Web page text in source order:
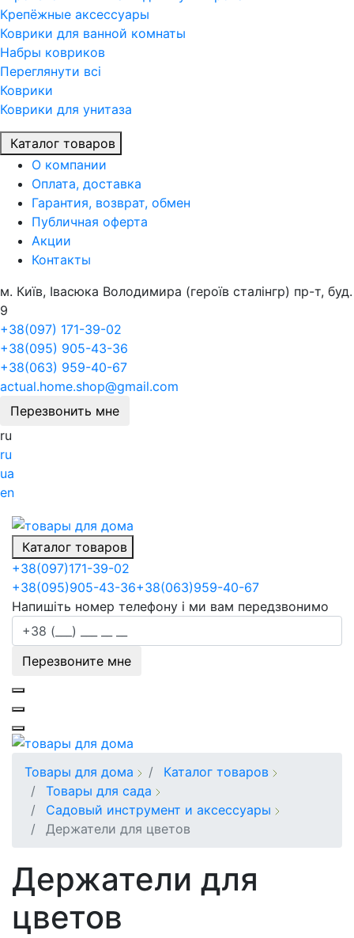
Крепёжные аксессуары
Коврики для ванной комнаты
Набры ковриков
Переглянути всi
Коврики
Коврики для унитаза
Каталог товаров
О компании
Оплата, доставка
Гарантия, возврат, обмен
Публичная оферта
Акции
Контакты
м. Київ, Івасюка Володимира (героїв сталінгр) пр-т, буд.
9
+38(097) 171-39-02
+38(095) 905-43-36
+38(063) 959-40-67
actual.home.shop@gmail.com
Перезвонить мне
ru
ru
ua
en
Каталог товаров
+38(097)171-39-02
+38(095)905-43-36+38(063)959-40-67
Напишіть номер телефону і ми вам передзвонимо
Перезвоните мне
Товары для дома
Каталог товаров
Товары для сада
Садовый инструмент и аксессуары
Держатели для цветов
Держатели для
цветов